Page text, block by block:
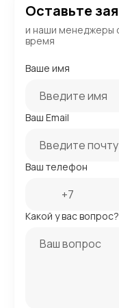
Оставьте
и наши менеджеры
время
Ваше имя
Ваш Email
Ваш телефон
Какой у вас вопрос?